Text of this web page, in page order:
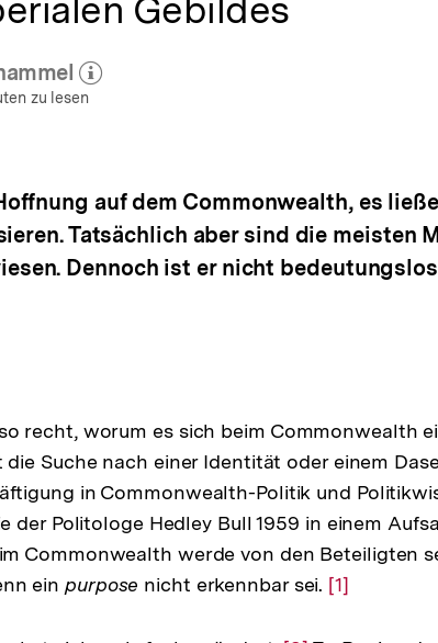
Gebildes
zum Autor)
öffnen
zu lesen
auf dem Commonwealth, es
Tatsächlich aber sind die
Dennoch ist er nicht
recht, worum es sich beim Commonwealth
Suche nach einer Identität oder einem
in Commonwealth-Politik und
der Politologe Hedley Bull 1959 in einem
Commonwealth werde von den Beteiligten
ein purpose nicht erkennbar sei. Zur
[1]